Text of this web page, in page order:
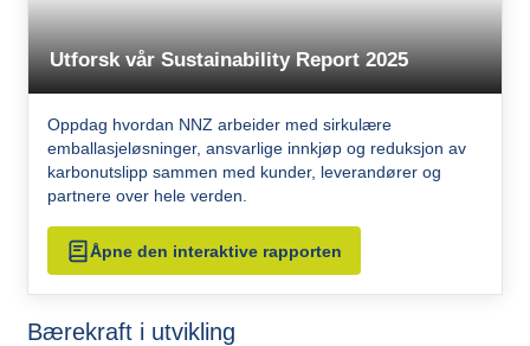
Utforsk vår Sustainability Report 2025
Oppdag hvordan NNZ arbeider med sirkulære
emballasjeløsninger, ansvarlige innkjøp og reduksjon av
karbonutslipp sammen med kunder, leverandører og
partnere over hele verden.
Åpne den interaktive rapporten
Bærekraft i utvikling